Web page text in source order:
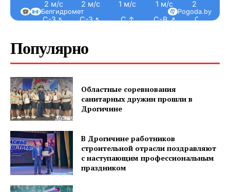
2 м/с
С-З ↖
2 м/с
С-З ↖
1 м/с
С ↑
1 м/с
С-В ↗
2 м/с
С ↑
Pogoda.by
Белгидромет
Популярно
Областные соревнования
санитарных дружин прошли в
Дрогичине
В Дрогичине работников
строительной отрасли поздравляют
с наступающим профессиональным
праздником